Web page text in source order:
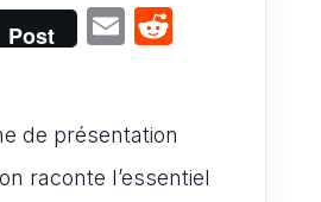
Post
E
l
di
t
de présentation
raconte l’essentiel